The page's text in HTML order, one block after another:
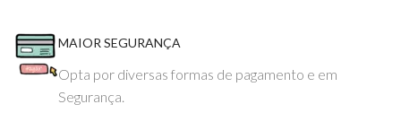
MAIOR SEGURANÇA
Opta por diversas formas de pagamento e em
Segurança.